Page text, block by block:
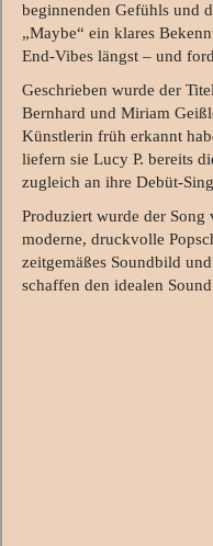
beginnenden Gefühls und
„Maybe“ ein klares
End-Vibes längst – und
Geschrieben wurde der
Bernhard und Miriam
Künstlerin früh erkannt
liefern sie Lucy P. bereits
zugleich an ihre Debüt-
Produziert wurde der
moderne, druckvolle
zeitgemäßes Soundbild
schaffen den idealen